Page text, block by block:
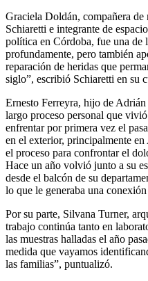
Graciela Doldán, compañera
Schiaretti e integrante de
política en Córdoba, fue una de
profundamente, pero también
reparación de heridas que
siglo”, escribió Schiaretti en su
Ernesto Ferreyra, hijo de
largo proceso personal que
enfrentar por primera vez el
en el exterior, principalmente
el proceso para confrontar el
Hace un año volvió junto a su
desde el balcón de su
lo que le generaba una
Por su parte, Silvana Turner,
trabajo continúa tanto en
las muestras halladas el año
medida que vayamos
las familias”, puntualizó.